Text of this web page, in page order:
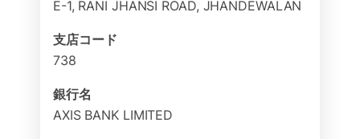
E-1, RANI JHANSI ROAD, JHANDEWALAN
支店コード
738
銀行名
AXIS BANK LIMITED